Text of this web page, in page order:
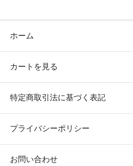
ホーム
カートを見る
特定商取引法に基づく表記
プライバシーポリシー
お問い合わせ